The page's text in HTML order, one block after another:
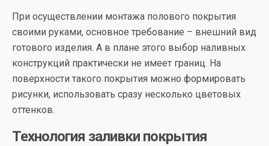
При осуществлении монтажа полового покрытия
своими руками, основное требование – внешний вид
готового изделия. А в плане этого выбор наливных
конструкций практически не имеет границ. На
поверхности такого покрытия можно формировать
рисунки, использовать сразу несколько цветовых
оттенков.
Технология заливки покрытия